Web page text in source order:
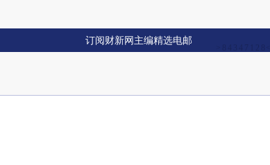
订阅财新网主编精选电邮